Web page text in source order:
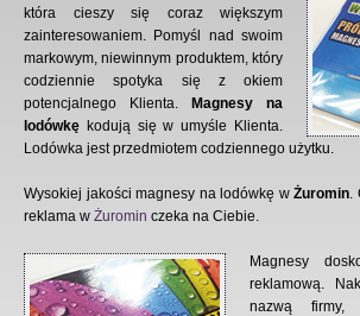
która cieszy się coraz większym
zainteresowaniem. Pomyśl nad swoim
markowym, niewinnym produktem, który
codziennie spotyka się z okiem
potencjalnego Klienta. Magnesy na
lodówkę kodują się w umyśle Klienta.
Lodówka jest przedmiotem codziennego użytku.
Wysokiej jakości magnesy na lodówkę wŻuromin.
reklama w Żuromin czeka na Ciebie.
Magnesy
reklamową.
nazwą firmy,